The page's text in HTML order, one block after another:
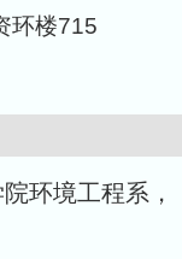
环楼715
环境工程系，